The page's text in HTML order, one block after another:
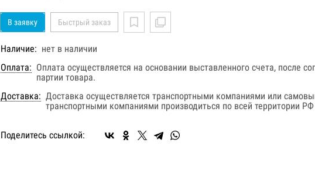
В заявку Быстрый заказ
Наличие: нет в наличии
Оплата: Оплата осуществляется на основании выставленного счета, после
партии товара.
Доставка: Доставка осуществляется транспортными компаниями или
транспортными компаниями производиться по всей территории
Поделитесь ссылкой: